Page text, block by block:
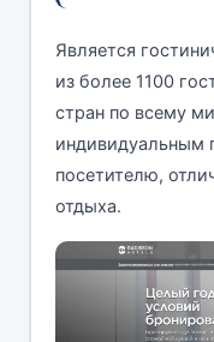
Является
из более 1100
стран по всему
индивидуальным
посетителю,
отдыха.